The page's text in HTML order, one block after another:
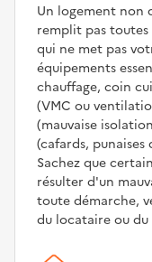
Un logement non
remplit pas toutes
qui ne met pas
équipements
chauffage, coin
(VMC ou
(mauvaise
(cafards,
Sachez que
résulter d'un
toute démarche,
du locataire ou du